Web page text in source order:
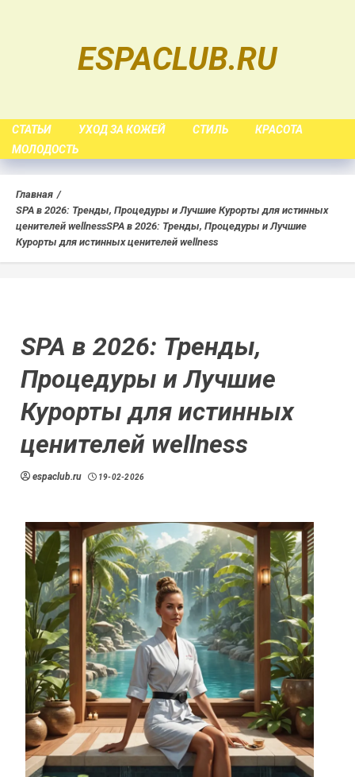
ESPACLUB.RU
СТАТЬИ УХОД ЗА КОЖЕЙ СТИЛЬ
КРАСОТА
МОЛОДОСТЬ
Главная
SPA в 2026: Тренды, Процедуры и Лучшие Курорты для истинных
ценителей wellnessSPA в 2026: Тренды, Процедуры и Лучшие
Курорты для истинных ценителей wellness
SPA в 2026: Тренды,
Процедуры и Лучшие
Курорты для истинных
ценителей wellness
espaclub.ru 19-02-2026